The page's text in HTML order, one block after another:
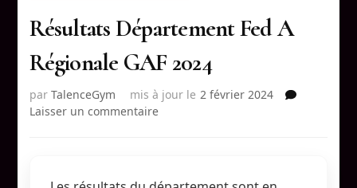
Résultats Département Fed A
Régionale GAF 2024
parTalenceGym mis à jour le 2 février 2024
Laisser un commentairesur